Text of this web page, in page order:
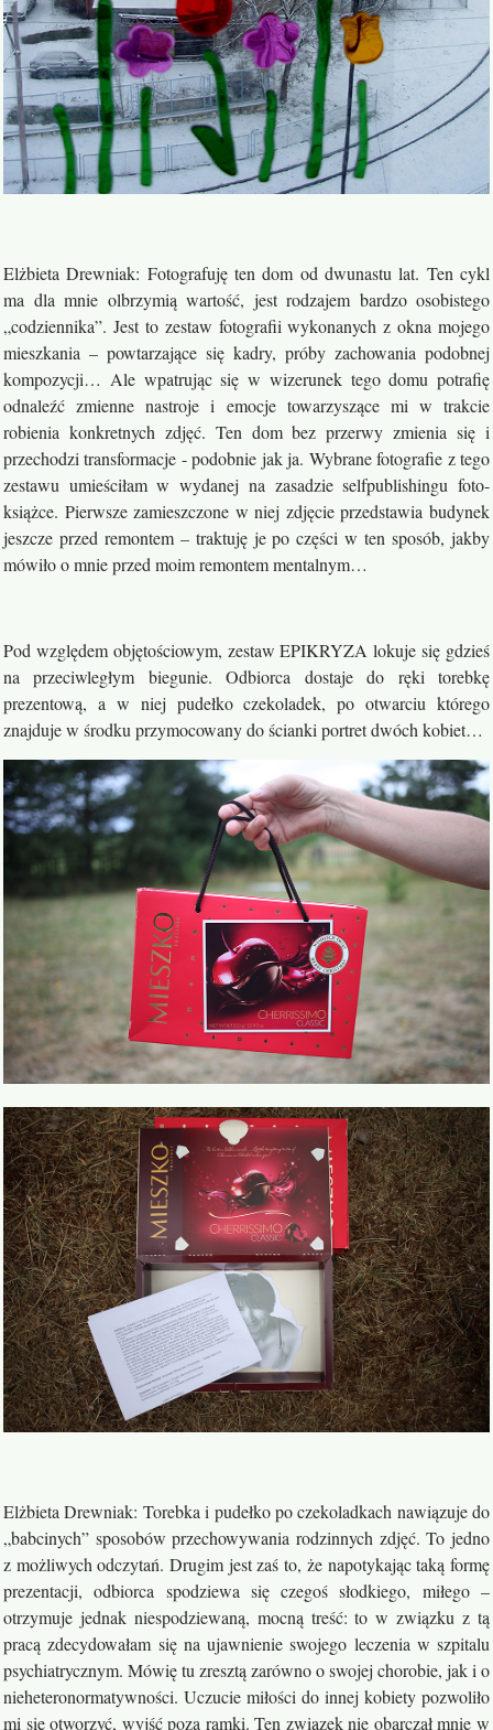
Elżbieta Drewniak: Fotografuję ten dom od dwunastu lat. Ten cykl
ma dla mnie olbrzymią wartość, jest rodzajem bardzo osobistego
„codziennika”. Jest to zestaw fotografii wykonanych z okna mojego
mieszkania – powtarzające się kadry, próby zachowania podobnej
kompozycji… Ale wpatrując się w wizerunek tego domu potrafię
odnaleźć zmienne nastroje i emocje towarzyszące mi w trakcie
robienia konkretnych zdjęć. Ten dom bez przerwy zmienia się i
przechodzi transformacje - podobnie jak ja. Wybrane fotografie z tego
zestawu umieściłam w wydanej na zasadzie selfpublishingu foto-
książce. Pierwsze zamieszczone w niej zdjęcie przedstawia budynek
jeszcze przed remontem – traktuję je po części w ten sposób, jakby
mówiło o mnie przed moim remontem mentalnym…
Pod względem objętościowym, zestaw EPIKRYZA lokuje się gdzieś
na przeciwległym biegunie. Odbiorca dostaje do ręki torebkę
prezentową, a w niej pudełko czekoladek, po otwarciu którego
znajduje w środku przymocowany do ścianki portret dwóch kobiet…
Elżbieta Drewniak: Torebka i pudełko po czekoladkach nawiązuje do
„babcinych” sposobów przechowywania rodzinnych zdjęć. To jedno
z możliwych odczytań. Drugim jest zaś to, że napotykając taką formę
prezentacji, odbiorca spodziewa się czegoś słodkiego, miłego –
otrzymuje jednak niespodziewaną, mocną treść: to w związku z tą
pracą zdecydowałam się na ujawnienie swojego leczenia w szpitalu
psychiatrycznym. Mówię tu zresztą zarówno o swojej chorobie, jak i o
nieheteronormatywności. Uczucie miłości do innej kobiety pozwoliło
mi się otworzyć, wyjść poza ramki. Ten związek nie obarczał mnie w